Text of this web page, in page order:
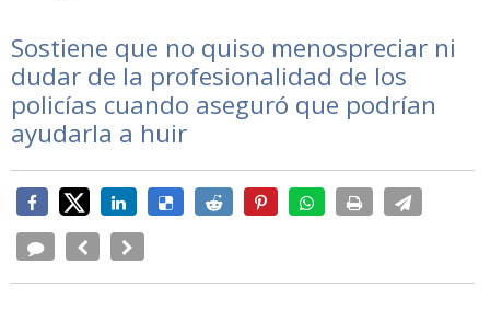
Sostiene que no quiso menospreciar ni
dudar de la profesionalidad de los
policías cuando aseguró que podrían
ayudarla a huir